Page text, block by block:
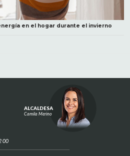
en el hogar durante el invierno
00
ALCALDESA
Camila Merino